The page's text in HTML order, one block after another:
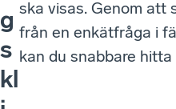
g
s
kl
ska visas. Genom att
från en enkätfråga i
kan du snabbare